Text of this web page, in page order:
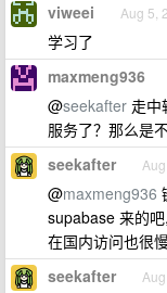
viweei Aug 5,
学习了
maxmeng936
@seekafter 走中
服务了？那么是
seekafter
@maxmeng936
supabase 来的
在国内访问也很
seekafter